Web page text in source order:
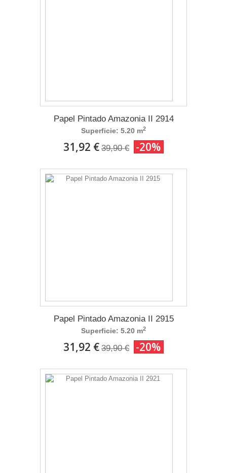
Papel Pintado Amazonia II 2914
Superficie: 5.20 m2
31,92 € 39,90 € -20%
Papel Pintado Amazonia II 2915
Superficie: 5.20 m2
31,92 € 39,90 € -20%